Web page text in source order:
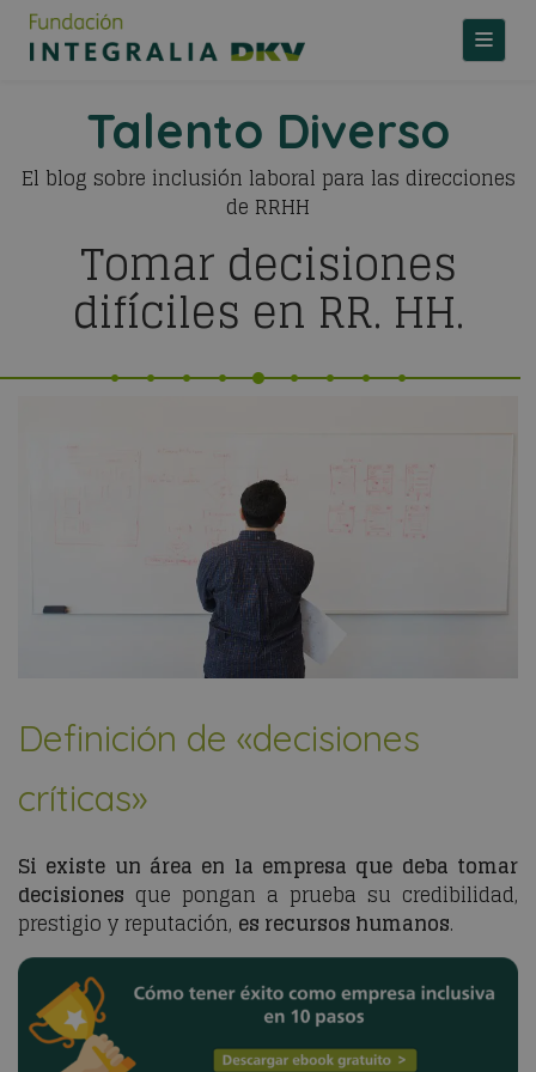
Talento Diverso
El blog sobre inclusión laboral para las direcciones
de RRHH
Tomar decisiones
difíciles en RR. HH.
Definición de «decisiones
críticas»
Si existe un área en la empresa que deba tomar
decisiones que pongan a prueba su credibilidad,
prestigio y reputación, es recursos humanos.